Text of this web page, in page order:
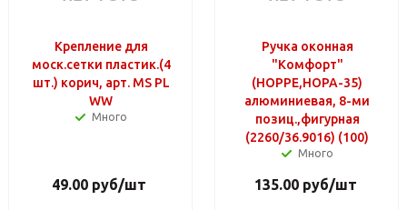
Крепление для
моск.сетки пластик.(4
шт.) корич, арт. MS PL
WW
Много
49.00 руб/шт
Ручка оконная
"Комфорт"
(HOPPE,HOPA-35)
алюминиевая, 8-ми
позиц.,фигурная
(2260/36.9016) (100)
Много
135.00руб/шт